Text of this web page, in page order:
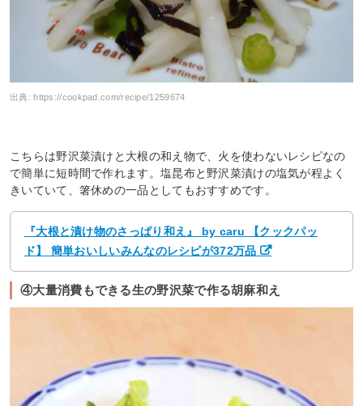
出典:https://cookpad.com/recipe/1259674
こちらは野沢菜漬けと大根の和え物で、火を使わないレシピなの
で簡単に短時間で作れます。塩昆布と野沢菜漬けの塩気が程よく
きいていて、箸休めの一品としてもおすすめです。
『大根と漬け物のさっぱり和え』 by caru 【クックパッ
ド】 簡単おいしいみんなのレシピが372万品
④大量消費もできる生の野沢菜で作る胡麻和え